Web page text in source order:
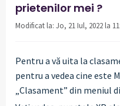
prietenilor mei ?
Modificat la: Jo, 21 Iul, 2022 la
Pentru a vă uita la
pentru a vedea cine este
„Clasament” din meniul